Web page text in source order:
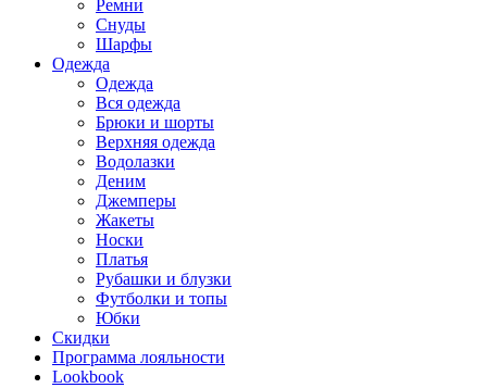
Ремни
Снуды
Шарфы
Одежда
Одежда
Вся одежда
Брюки и шорты
Верхняя одежда
Водолазки
Деним
Джемперы
Жакеты
Носки
Платья
Рубашки и блузки
Футболки и топы
Юбки
Скидки
Программа лояльности
Lookbook